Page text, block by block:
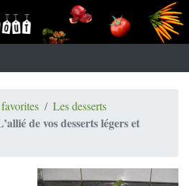
Les desserts
de vos desserts légers et